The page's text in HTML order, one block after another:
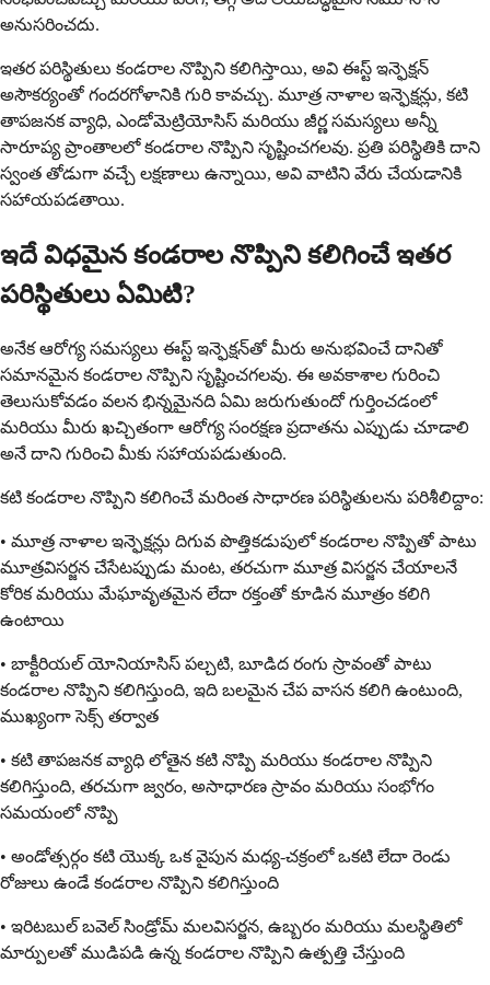
అనుసరించదు.
ఇతర పరిస్థితులు కండరాల నొప్పిని కలిగిస్తాయి, అవి ఈస్ట్ ఇన్ఫెక్షన్
అసౌకర్యంతో గందరగోళానికి గురి కావచ్చు. మూత్ర నాళాల ఇన్ఫెక్షన్లు, కటి
తాపజనక వ్యాధి, ఎండోమెట్రియోసిస్ మరియు జీర్ణ సమస్యలు అన్నీ
సారూప్య ప్రాంతాలలో కండరాల నొప్పిని సృష్టించగలవు. ప్రతి పరిస్థితికి దాని
స్వంత తోడుగా వచ్చే లక్షణాలు ఉన్నాయి, అవి వాటిని వేరు చేయడానికి
సహాయపడతాయి.
ఇదే విధమైన కండరాల నొప్పిని కలిగించే ఇతర
పరిస్థితులు ఏమిటి?
అనేక ఆరోగ్య సమస్యలు ఈస్ట్ ఇన్ఫెక్షన్‌తో మీరు అనుభవించే దానితో
సమానమైన కండరాల నొప్పిని సృష్టించగలవు. ఈ అవకాశాల గురించి
తెలుసుకోవడం వలన భిన్నమైనది ఏమి జరుగుతుందో గుర్తించడంలో
మరియు మీరు ఖచ్చితంగా ఆరోగ్య సంరక్షణ ప్రదాతను ఎప్పుడు చూడాలి
అనే దాని గురించి మీకు సహాయపడుతుంది.
కటి కండరాల నొప్పిని కలిగించే మరింత సాధారణ పరిస్థితులను పరిశీలిద్దాం:
• మూత్ర నాళాల ఇన్ఫెక్షన్లు దిగువ పొత్తికడుపులో కండరాల నొప్పితో పాటు
మూత్రవిసర్జన చేసేటప్పుడు మంట, తరచుగా మూత్ర విసర్జన చేయాలనే
కోరిక మరియు మేఘావృతమైన లేదా రక్తంతో కూడిన మూత్రం కలిగి
ఉంటాయి
• బాక్టీరియల్ యోనియాసిస్ పల్చటి, బూడిద రంగు స్రావంతో పాటు
కండరాల నొప్పిని కలిగిస్తుంది, ఇది బలమైన చేప వాసన కలిగి ఉంటుంది,
ముఖ్యంగా సెక్స్ తర్వాత
• కటి తాపజనక వ్యాధి లోతైన కటి నొప్పి మరియు కండరాల నొప్పిని
కలిగిస్తుంది, తరచుగా జ్వరం, అసాధారణ స్రావం మరియు సంభోగం
సమయంలో నొప్పి
• అండోత్సర్గం కటి యొక్క ఒక వైపున మధ్య-చక్రంలో ఒకటి లేదా రెండు
రోజులు ఉండే కండరాల నొప్పిని కలిగిస్తుంది
• ఇరిటబుల్ బవెల్ సిండ్రోమ్ మలవిసర్జన, ఉబ్బరం మరియు మలస్థితిలో
మార్పులతో ముడిపడి ఉన్న కండరాల నొప్పిని ఉత్పత్తి చేస్తుంది